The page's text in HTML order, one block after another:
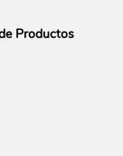
Productos